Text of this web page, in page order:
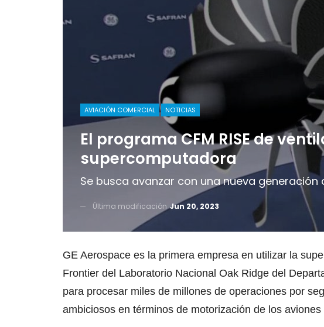
AVIACIÓN COMERCIAL NOTICIAS
El programa CFM RISE de
supercomputadora
Se busca avanzar con una nueva
Última modificaciónJun 20, 2023
GE Aerospace es la primera empresa en utilizar la
Frontier del Laboratorio Nacional Oak Ridge del
para procesar miles de millones de operaciones por
ambiciosos en términos de motorización de los aviones